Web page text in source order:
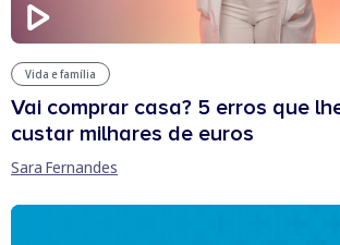
Vida e família
Vai comprar casa? 5 erros que
custar milhares de euros
Sara Fernandes